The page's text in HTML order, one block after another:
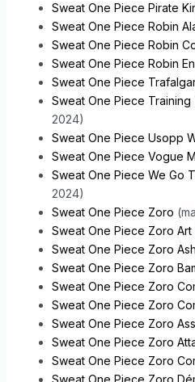
Sweat One Piece Pirate
Sweat One Piece Robin
Sweat One Piece Robin
Sweat One Piece Robin
Sweat One Piece
Sweat One Piece Training
2024)
Sweat One Piece Usopp
Sweat One Piece Vogue
Sweat One Piece We Go
2024)
Sweat One Piece Zoro
Sweat One Piece Zoro Art
Sweat One Piece Zoro
Sweat One Piece Zoro
Sweat One Piece Zoro
Sweat One Piece Zoro
Sweat One Piece Zoro
Sweat One Piece Zoro
Sweat One Piece Zoro